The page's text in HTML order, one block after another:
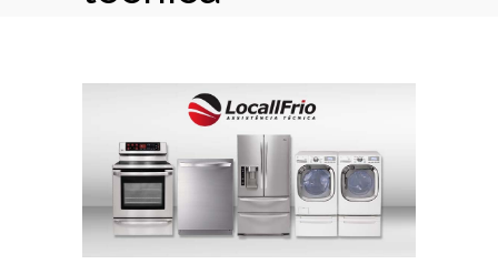
na região Vila
Cachoeira